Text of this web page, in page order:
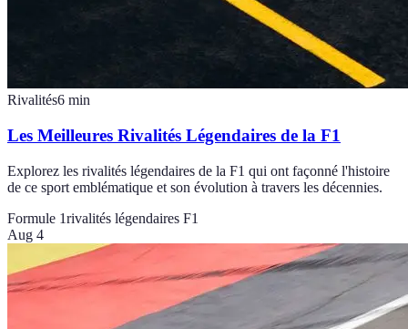
Rivalités6 min
Les Meilleures Rivalités Légendaires de la F1
Explorez les rivalités légendaires de la F1 qui ont façonné l'histoire
de ce sport emblématique et son évolution à travers les décennies.
Formule 1rivalités légendaires F1
Aug 4